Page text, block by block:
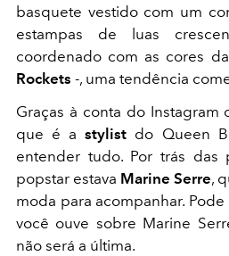
basquete vestido com um
estampas de luas
coordenado com as cores
Rockets -, uma tendência
Graças à conta do
que é astylist do Queen
entender tudo. Por trás das
popstar estava Marine Serre,
moda para acompanhar.
você ouve sobre Marine
não será a última.